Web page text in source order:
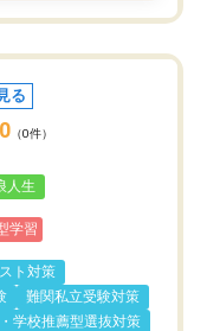
る
（0件）
人生
学習
ト対策
難関私立受験対策
学校推薦型選抜対策